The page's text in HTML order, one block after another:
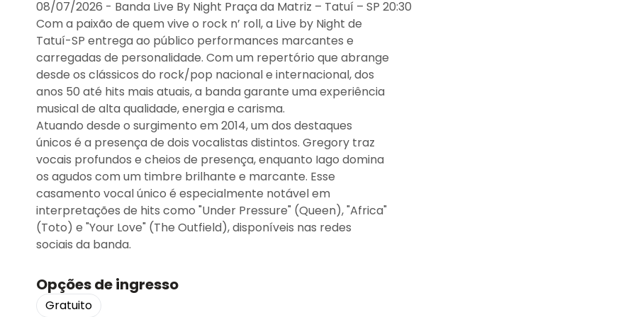
08/07/2026 - Banda Live By Night Praça da Matriz – Tatuí – SP 20:30
Com a paixão de quem vive o rock n’ roll, a Live by Night de
Tatuí-SP entrega ao público performances marcantes e
carregadas de personalidade. Com um repertório que abrange
desde os clássicos do rock/pop nacional e internacional, dos
anos 50 até hits mais atuais, a banda garante uma experiência
musical de alta qualidade, energia e carisma.
Atuando desde o surgimento em 2014, um dos destaques
únicos é a presença de dois vocalistas distintos. Gregory traz
vocais profundos e cheios de presença, enquanto Iago domina
os agudos com um timbre brilhante e marcante. Esse
casamento vocal único é especialmente notável em
interpretações de hits como "Under Pressure" (Queen), "Africa"
(Toto) e "Your Love" (The Outfield), disponíveis nas redes
sociais da banda.
Opções de ingresso
Gratuito